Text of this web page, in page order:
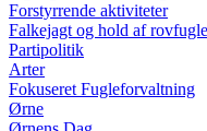
Forstyrrende aktiviteter
Falkejagt og hold af
Partipolitik
Arter
Fokuseret Fugleforvaltning
Ørne